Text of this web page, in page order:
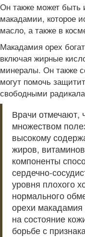
Он также может быть
макадамии, которое
масло, а также в
Макадамия орех
включая жирные
минералы. Он также
могут помочь
свободными
Врачи отмечают,
множеством
высокому
жиров,
компоненты
сердечно-
уровня плохого
нормального
орехи макадамия
на состояние
борьбе с